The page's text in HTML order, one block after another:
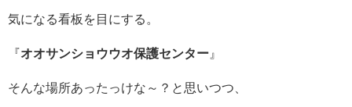
気になる看板を目にする。
『オオサンショウウオ保護センター 』
そんな場所あったっけな～？と思いつつ、